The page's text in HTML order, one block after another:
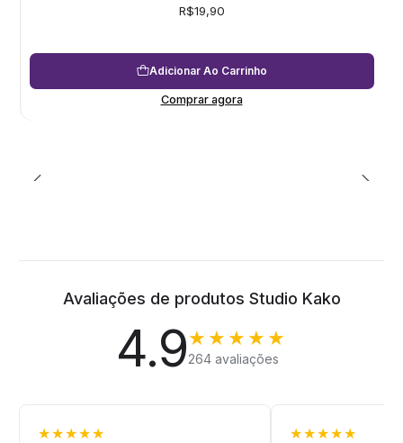
R$19,90
Adicionar Ao Carrinho
Comprar agora
Avaliações de produtos Studio Kako
4.9★★★★★
264 avaliações
★★★★★ ★★★★★